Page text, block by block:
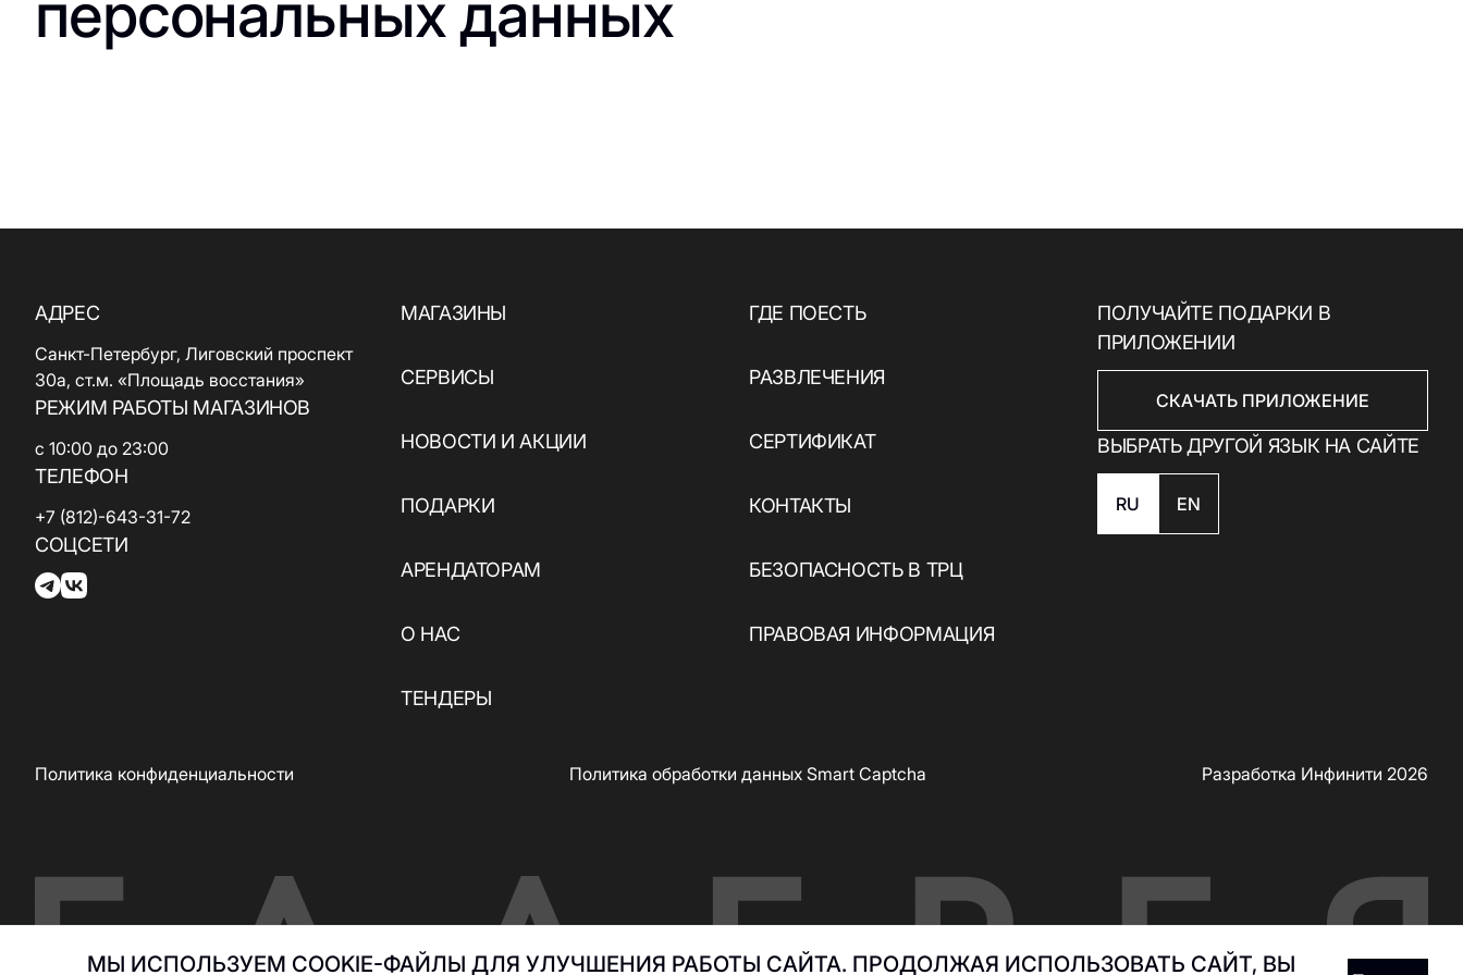
МЫ ИСПОЛЬЗУЕМ COOKIE-ФАЙЛЫ ДЛЯ УЛУЧШЕНИЯ РАБОТЫ САЙТА. ПРОДОЛЖАЯ ИСПОЛЬЗОВАТЬ САЙТ, ВЫ
изделия
книги и бытовая
Товары для дома
Подарки и
сувениры
кухня / Веган
персональных данных
АДРЕС
Санкт-Петербург, Лиговский проспект
30а, ст.м. «Площадь восстания»
РЕЖИМ РАБОТЫ МАГАЗИНОВ
с 10:00 до 23:00
ТЕЛЕФОН
+7 (812)-643-31-72
СОЦСЕТИ
МАГАЗИНЫ ГДЕ ПОЕСТЬ
СЕРВИСЫ РАЗВЛЕЧЕНИЯ
НОВОСТИ И АКЦИИ СЕРТИФИКАТ
ПОДАРКИ КОНТАКТЫ
АРЕНДАТОРАМ БЕЗОПАСНОСТЬ В ТРЦ
О НАС ПРАВОВАЯ ИНФОРМАЦИЯ
ТЕНДЕРЫ
ПОЛУЧАЙТЕ ПОДАРКИ В
ПРИЛОЖЕНИИ
СКАЧАТЬ ПРИЛОЖЕНИЕ
ВЫБРАТЬ ДРУГОЙ ЯЗЫК НА САЙТЕ
RU EN
Политика конфиденциальности Политика обработки данных Smart Captcha Разработка Инфинити 2026